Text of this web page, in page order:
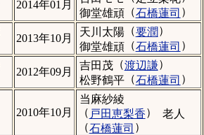
2014年01月
御堂雄頑（石橋蓮司 ）
2013年10月
天川太陽（要潤）
御堂雄頑（石橋蓮司 ）
2012年09月
吉田茂（渡辺謙）
松野鶴平（石橋蓮司 ）
2010年10月
当麻紗綾
（ 戸田恵梨香）
老人
（石橋蓮司 ）